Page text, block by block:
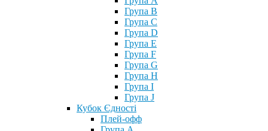
Група B
Група C
Група D
Група E
Група F
Група G
Група H
Група I
Група J
Кубок Єдності
Плей-офф